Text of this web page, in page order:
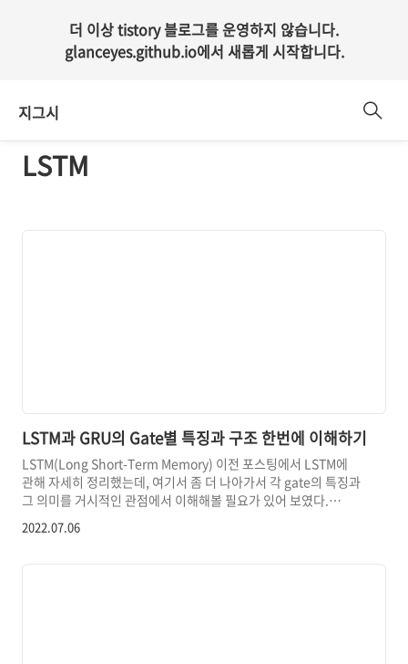
더 이상 tistory 블로그를 운영하지 않습니다.
glanceyes.github.io에서 새롭게 시작합니다.
지그시
LSTM
LSTM과 GRU의 Gate별 특징과 구조 한번에 이해하기
LSTM(Long Short-Term Memory) 이전 포스팅에서 LSTM에
관해 자세히 정리했는데, 여기서 좀 더 나아가서 각 gate의 특징과
그 의미를 거시적인 관점에서 이해해볼 필요가 있어 보였다.
https://glanceyes.tistory.com/entry/Deep-Learning-
RNNRecurrent-Neural-Network 순차 데이터와
2022.07.06